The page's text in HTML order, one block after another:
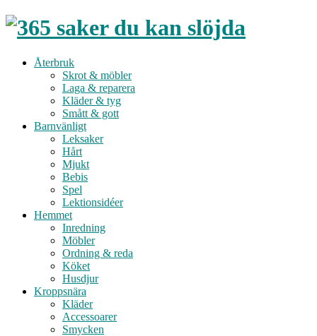
Återbruk
Skrot & möbler
Laga & reparera
Kläder & tyg
Smått & gott
Barnvänligt
Leksaker
Hårt
Mjukt
Bebis
Spel
Lektionsidéer
Hemmet
Inredning
Möbler
Ordning & reda
Köket
Husdjur
Kroppsnära
Kläder
Accessoarer
Smycken